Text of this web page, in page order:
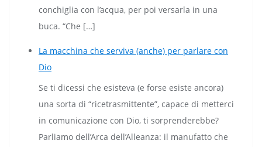
conchiglia con l’acqua, per poi versarla in una
buca. “Che […]
La macchina che serviva (anche) per parlare con
Dio
Se ti dicessi che esisteva (e forse esiste ancora)
una sorta di “ricetrasmittente”, capace di metterci
in comunicazione con Dio, ti sorprenderebbe?
Parliamo dell’Arca dell’Alleanza: il manufatto che